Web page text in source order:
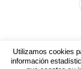
Utilizamos cookies
información